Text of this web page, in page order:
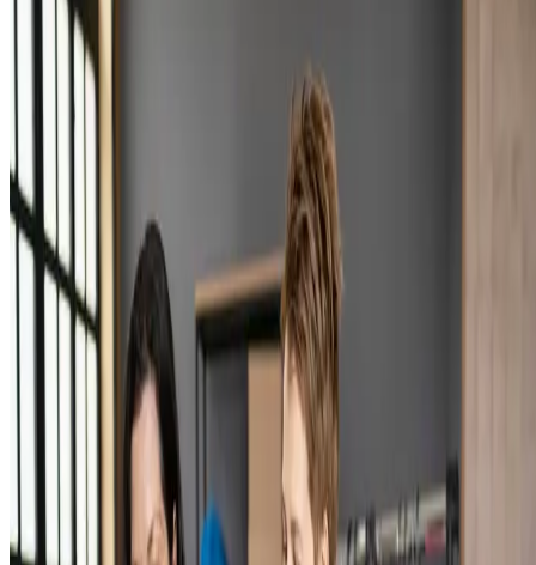
12.02.2025
Exportar produtos é uma ótima oportunidade para
novos mercados e aumentar as vendas. Para começar com o pé
direito, é fundamental organizar os documentos para exportação.
até parecer complicado no início, já que envolve detalhes como
questões alfandegárias e financeiras, mas com as informações certas,
tudo fica mais simples.
Ter os documentos em mãos evita atrasos e custos extras, fazendo
que o processo de exportação seja mais tranquilo. Neste post, vamos
listar os principais documentos que você precisa para começar a
exportar e explicar por que cada um deles é importante.
Continue lendo e prepare-se para expandir o alcance do seu negócio
Como funciona a exportação de produtos?
Exportar é, basicamente, vender mercadorias de um país para outro, e